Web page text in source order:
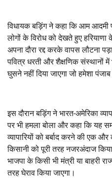
विधायक बड़िंग ने कहा कि आम आदमी
लोगों के विरोध को देखते हुए
अपना दौरा रद्द करके वापस लौटना
पवित्र धरती और शैक्षणिक संस्थानों
घुसने नहीं दिया जाएगा जो हमेशा
इस दौरान बड़िंग ने भारत-अमेरिका
पर भी हमला बोला और कहा कि यह
व्यापारियों को बर्बाद करने की एक
किसानी को पूरी तरह नजरअंदाज
भाजपा के किसी भी मंत्री या बाहरी
तरह घेराव किया जाएगा।